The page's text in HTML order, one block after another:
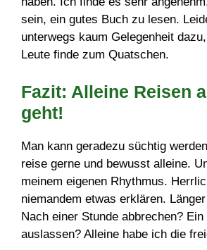
sein, ein gutes Buch zu lesen.
unterwegs kaum Gelegenheit
Leute finde zum Quatschen.
Fazit: Alleine Reisen
geht!
Man kann geradezu süchtig
reise gerne und bewusst alleine.
meinem eigenen Rhythmus.
niemandem etwas erklären.
Nach einer Stunde abbrechen? Ein
auslassen? Alleine habe ich die